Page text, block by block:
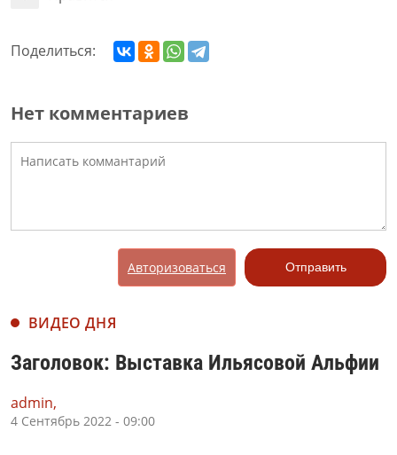
Поделиться:
Нет комментариев
Авторизоваться Отправить
ВИДЕО ДНЯ
Заголовок: Выставка Ильясовой Альфии
admin,
4 Сентябрь 2022 - 09:00